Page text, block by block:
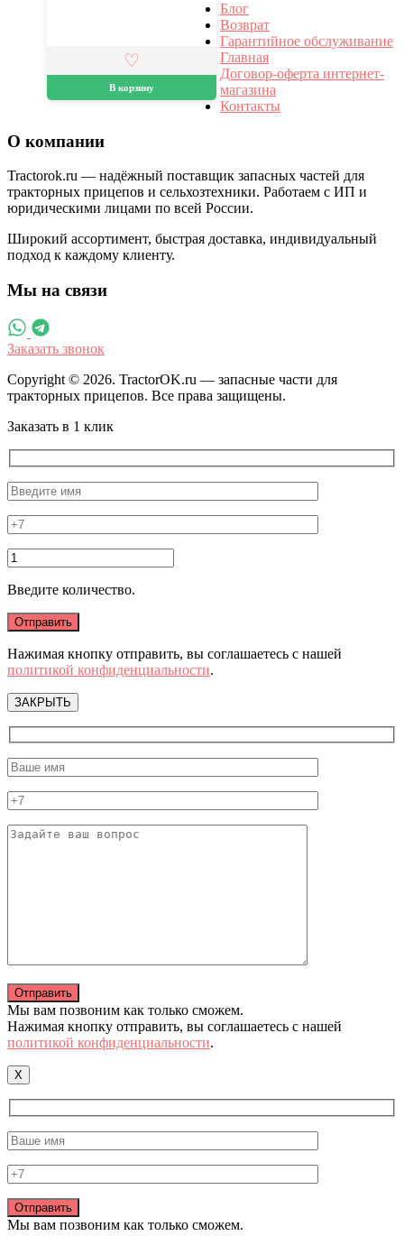
В корзину
Блог
Возврат
Гарантийное обслуживание
Главная
Договор-оферта интернет-
магазина
Контакты
О компании
Tractorok.ru — надёжный поставщик запасных частей для
тракторных прицепов и сельхозтехники. Работаем с ИП и
юридическими лицами по всей России.
Широкий ассортимент, быстрая доставка, индивидуальный
подход к каждому клиенту.
Мы на связи
Заказать звонок
Copyright © 2026. TractorOK.ru — запасные части для
тракторных прицепов. Все права защищены.
Заказать в 1 клик
Введите количество.
Нажимая кнопку отправить, вы соглашаетесь с нашей
политикой конфиденциальности.
ЗАКРЫТЬ
Мы вам позвоним как только сможем.
Нажимая кнопку отправить, вы соглашаетесь с нашей
политикой конфиденциальности.
X
Мы вам позвоним как только сможем.